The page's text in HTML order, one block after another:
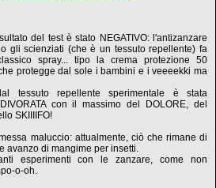
del test è stato NEGATIVO: l'antizanzare
gli scienziati (che è un tessuto repellente) fa
spray... tipo la crema protezione 50
protegge dal sole i bambini e i veeeekki ma
tessuto repellente sperimentale è stata
con il massimo del DOLORE, del
SKIIIIFO!
maluccio: attualmente, ciò che rimane di
avanzo di mangime per insetti.
esperimenti con le zanzare, come non
o-oh.